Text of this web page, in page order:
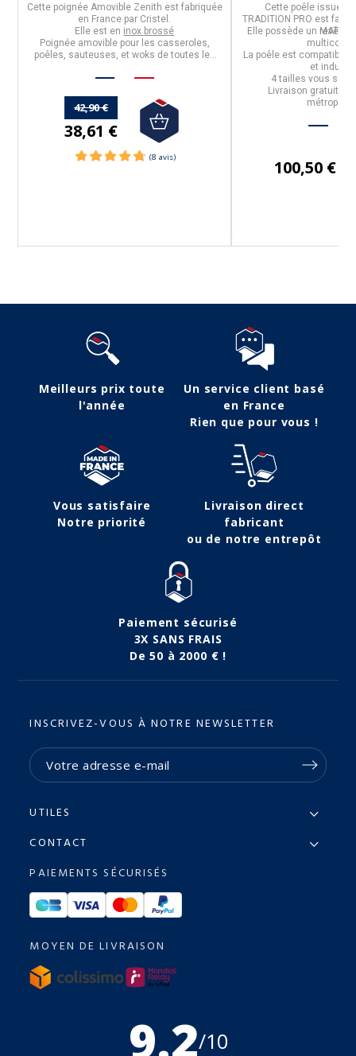
Cette poignée Amovible Zenith est fabriquée
en France par Cristel
Elle est en inox brossé
Poignée amovible pour les casseroles,
poêles, sauteuses, et woks de toutes les
42,90 €
38,61 €
Cette poêle issue
TRADITION PRO est
Elle possède un
La poêle est compatible
et
4 tailles vous sont
Livraison gratuite
100,50 €
Meilleurs prix toute
l'année
Un service client basé
en France
Rien que pour vous !
Vous satisfaire
Notre priorité
Livraison direct
fabricant
ou de notre entrepôt
Paiement sécurisé
3X SANS FRAIS
De 50 à 2000 € !
INSCRIVEZ-VOUS À NOTRE NEWSLETTER
UTILES
CONTACT
PAIEMENTS SÉCURISÉS
MOYEN DE LIVRAISON
9.2/10